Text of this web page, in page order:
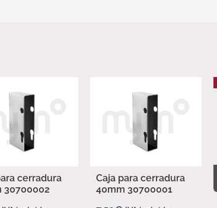
cerradura
30700002
Caja para cerradura
40mm 30700001